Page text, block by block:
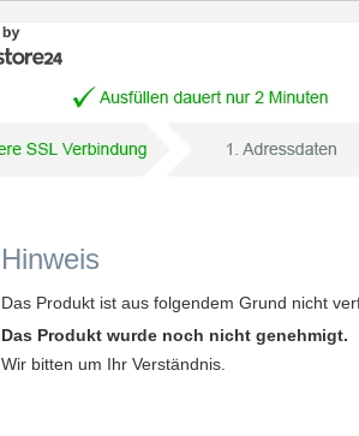
Hinweis
Das Produkt ist aus folgendem Grund nicht
Das Produkt wurde noch nicht genehmigt.
Wir bitten um Ihr Verständnis.